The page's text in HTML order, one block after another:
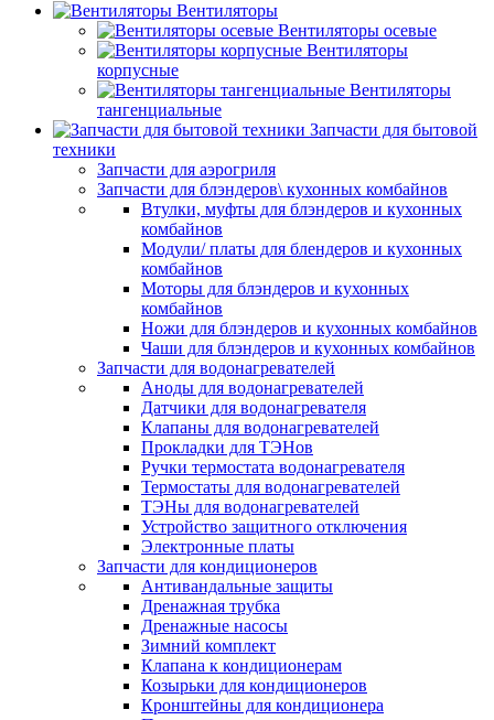
Вентиляторы
Вентиляторы осевые
Вентиляторы
корпусные
Вентиляторы
тангенциальные
Запчасти для бытовой
техники
Запчасти для аэрогриля
Запчасти для блэндеров\ кухонных комбайнов
Втулки, муфты для блэндеров и кухонных
комбайнов
Модули/ платы для блендеров и кухонных
комбайнов
Моторы для блэндеров и кухонных
комбайнов
Ножи для блэндеров и кухонных комбайнов
Чаши для блэндеров и кухонных комбайнов
Запчасти для водонагревателей
Аноды для водонагревателей
Датчики для водонагревателя
Клапаны для водонагревателей
Прокладки для ТЭНов
Ручки термостата водонагревателя
Термостаты для водонагревателей
ТЭНы для водонагревателей
Устройство защитного отключения
Электронные платы
Запчасти для кондиционеров
Антивандальные защиты
Дренажная трубка
Дренажные насосы
Зимний комплект
Клапана к кондиционерам
Козырьки для кондиционеров
Кронштейны для кондиционера